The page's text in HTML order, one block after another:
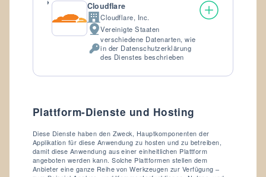
Cloudflare
Firma:Cloudflare, Inc.
Verarbeitungsort:
Vereinigte Staaten
Verarbeitete
personenbezogene
verschiedene Datenarten, wie
in der Datenschutzerklärung
des Dienstes beschrieben
Plattform-Dienste und Hosting
Diese Dienste haben den Zweck, Hauptkomponenten der
Applikation für diese Anwendung zu hosten und zu betreiben,
damit diese Anwendung aus einer einheitlichen Plattform
angeboten werden kann. Solche Plattformen stellen dem
Anbieter eine ganze Reihe von Werkzeugen zur Verfügung –